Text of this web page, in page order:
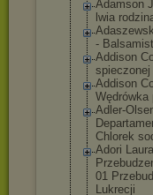
Adamson
lwia
-
Addison
spieczonej
Addison
Wędrówka
Adler-
Chlorek
Adori
01
Lukrecji